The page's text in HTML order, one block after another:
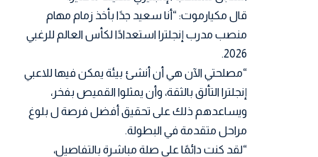
قال مكيارموت: “أنا سعيد جدًا بأخذ زمام مهام
منصب مدرب إنجلترا استعدادًا لكأس العالم للرغبي
2026.
“مصلحتي الآن هي أن أنشئ بيئة يمكن فيها للاعبي
إنجلترا التألق بالثقة، وأن يمثلوا القميص بفخر،
ويساعدهم ذلك على تحقيق أفضل فرصة ل بلوغ
مراحل متقدمة في البطولة.
“لقد كنت دائمًا على صلة مباشرة بالتفاصيل،